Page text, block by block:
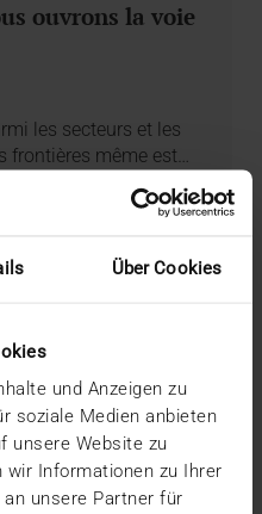
Über Cookies
und Anzeigen zu
soziale Medien anbieten
unsere Website zu
wir Informationen zu Ihrer
unsere Partner für
ouvrons la voie
les secteurs et les
même est…